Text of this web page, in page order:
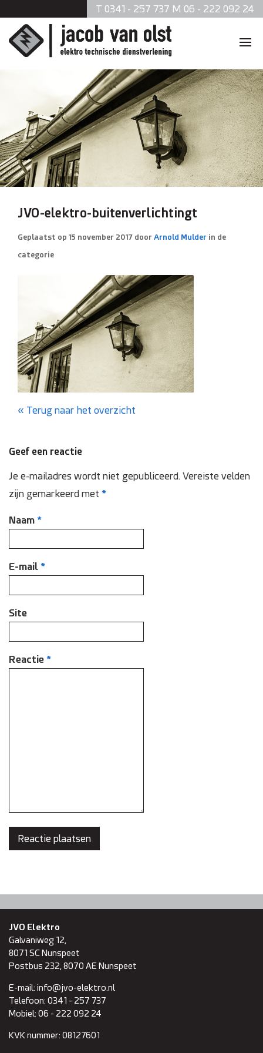
T 0341 - 257 737 M 06 - 222 092 24
Diensten
Zonnepanelen
Data en telefonie
Beveiliging
Verlichting
Brandmeldsystemen
Inspectie en onderhoud
Keuring NEN 3140
Zonnepanelen
Referenties
Contact
JVO-elektro-buitenverlichtingt
Geplaatst op 15 november 2017 doorArnold Mulder in de
categorie
Terug naar het overzicht
Geef een reactie
Je e-mailadres wordt niet gepubliceerd. Vereiste velden
zijn gemarkeerd met *
Naam *
E-mail *
Site
Reactie *
JVO Elektro
Galvaniweg 12,
8071 SCNunspeet
Postbus 232, 8070 AE Nunspeet
E-mail: info@jvo-elektro.nl
Telefoon: 0341 - 257 737
Mobiel: 06 - 222 092 24
KVK nummer: 08127601